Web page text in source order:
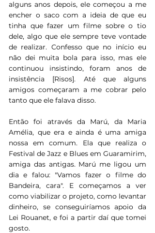
alguns anos depois, ele começou a me
encher o saco com a ideia de que eu
tinha que fazer um filme sobre o tio
dele, algo que ele sempre teve vontade
de realizar. Confesso que no início eu
não dei muita bola para isso, mas ele
continuou insistindo, foram anos de
insistência [Risos]. Até que alguns
amigos começaram a me cobrar pelo
tanto que ele falava disso.
Então foi através da Marú, da Maria
Amélia, que era e ainda é uma amiga
nossa em comum. Ela que realiza o
Festival de Jazz e Blues em Guaramirim,
amiga das antigas. Marú me ligou um
dia e falou: "Vamos fazer o filme do
Bandeira, cara". E começamos a ver
como viabilizar o projeto, como levantar
dinheiro, se conseguiríamos apoio da
Lei Rouanet, e foi a partir daí que tomei
gosto.